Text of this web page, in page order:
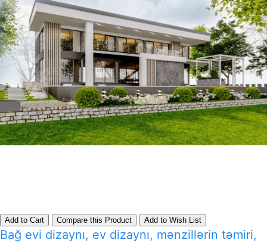
Add to Cart Compare this Product Add to Wish List
Bağ evi dizaynı, ev dizaynı, mənzillərin təmiri,